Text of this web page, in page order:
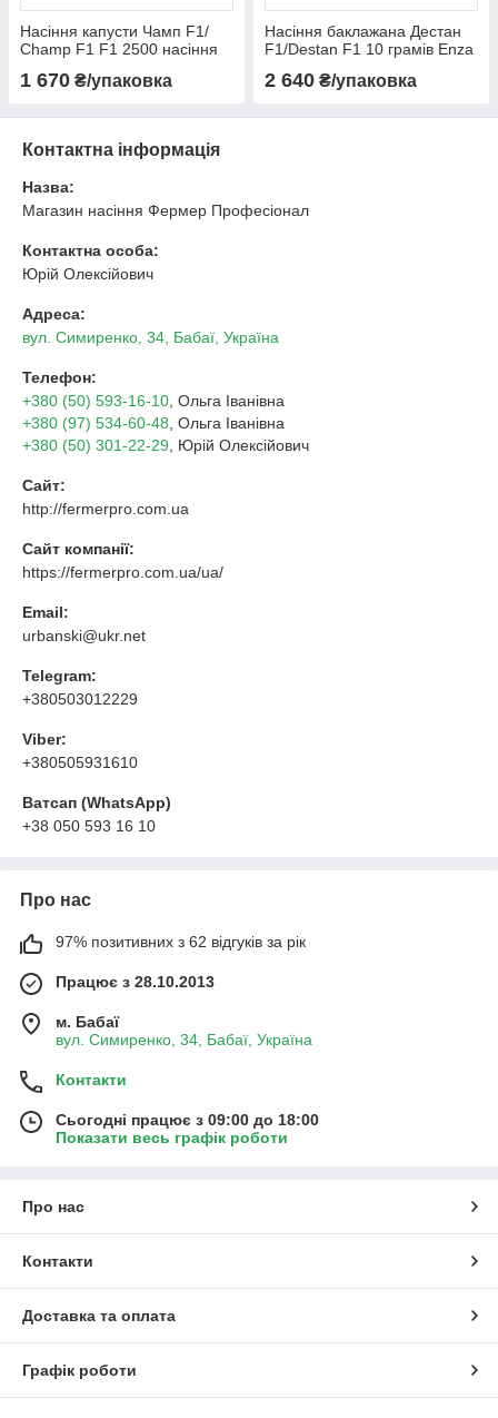
Насіння капусти Чамп F1/
Champ F1 F1 2500 насіння
1 670 ₴/упаковка
Насіння баклажана Дестан
F1/Destan F1 10 грамів Enza
2 640 ₴/упаковка
Контактна інформація
Назва:
Магазин насіння Фермер Професіонал
Контактна особа:
Юрій Олексійович
Адреса:
вул. Симиренко, 34, Бабаї, Україна
Телефон:
+380 (50) 593-16-10 , Ольга Іванівна
+380 (97) 534-60-48 , Ольга Іванівна
+380 (50) 301-22-29 , Юрій Олексійович
Сайт:
http://fermerpro.com.ua
Сайт компанії:
https://fermerpro.com.ua/ua/
Email:
urbanski@ukr.net
Telegram:
+380503012229
Viber:
+380505931610
Ватсап (WhatsApp)
+38 050 593 16 10
Про нас
97% позитивних з 62 відгуків за рік
Працює з 28.10.2013
м. Бабаї
вул. Симиренко, 34, Бабаї, Україна
Контакти
Сьогодні працює з 09:00 до 18:00
Показати весь графік роботи
Про нас
Контакти
Доставка та оплата
Графік роботи